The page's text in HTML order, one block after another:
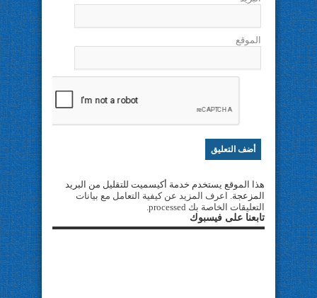
الموقع
هذا الموقع يستخدم خدمة أكيسميت للتقليل من البريد
المزعجة. اعرف المزيد عن كيفية التعامل مع بيانات
التعليقات الخاصة بك processed
.
تابعنا على فيسبوك